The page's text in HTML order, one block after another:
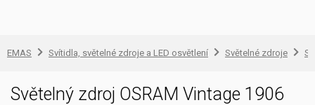
EMAS Svítidla, světelné zdroje a LED osvětlení Světelné zdroje
Světelný zdroj OSRAM Vintage 1906